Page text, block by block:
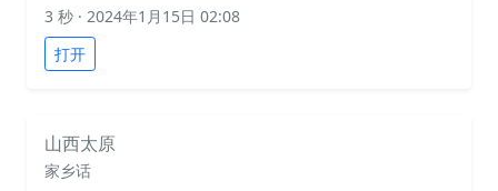
3 秒 · 2024年1月15日 02:08
打开
山西太原
家乡话